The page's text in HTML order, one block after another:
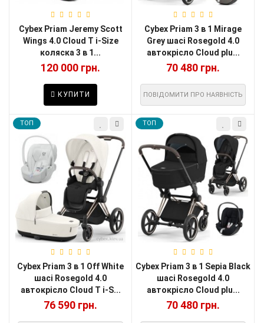
Cybex Priam Jeremy Scott
Wings 4.0 Cloud T i-Size
коляска 3 в 1...
120 000 грн.
КУПИТИ
Cybex Priam 3 в 1 Mirage
Grey шасі Rosegold 4.0
автокрісло Cloud plu...
70 480 грн.
ПОВІДОМИТИ ПРО НАЯВНІСТЬ
TOП
Cybex Priam 3 в 1 Off White
шасі Rosegold 4.0
автокрісло Cloud T i-S...
76 590 грн.
TOП
Cybex Priam 3 в 1 Sepia Black
шасі Rosegold 4.0
автокрісло Cloud plu...
70 480 грн.